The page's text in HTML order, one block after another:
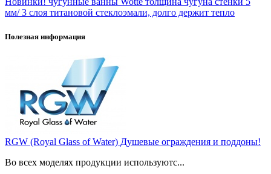
мм/ 3 слоя титановой стеклоэмали, долго держит тепло
Полезная информация
RGW (Royal Glass of Water) Душевые ограждения и поддоны!
Во всех моделях продукции используютс...